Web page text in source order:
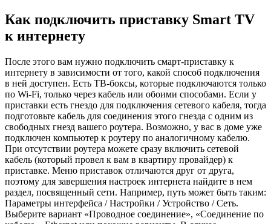
Как подключить приставку Smart TV
к интернету
После этого вам нужно подключить смарт-приставку к
интернету в зависимости от того, какой способ подключения
в ней доступен. Есть ТВ-боксы, которые подключаются только
по Wi-Fi, только через кабель или обоими способами. Если у
приставки есть гнездо для подключения сетевого кабеля, тогда
подготовьте кабель для соединения этого гнезда с одним из
свободных гнезд вашего роутера. Возможно, у вас в доме уже
подключен компьютер к роутеру по аналогичному кабелю.
При отсутствии роутера можете сразу включить сетевой
кабель (который провел к вам в квартиру провайдер) к
приставке. Меню приставок отличаются друг от друга,
поэтому для завершения настроек интернета найдите в нем
раздел, посвященный сети. Например, путь может быть таким:
Параметры интерфейса / Настройки / Устройство / Сеть.
Выберите вариант «Проводное соединение», «Соединение по